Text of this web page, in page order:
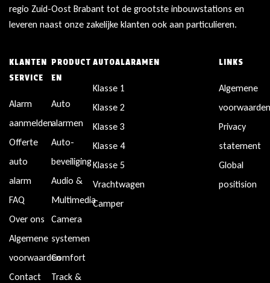
regio Zuid-Oost Brabant tot de grootste inbouwstations en
leveren naast onze zakelijke klanten ook aan particulieren.
KLANTEN
SERVICE
Alarm
aanmelden
Offerte
auto
alarm
FAQ
Over ons
Algemene
voorwaarden
Contact
PRODUCT
EN
Auto
alarmen
Auto-
beveiliging
Audio &
Multimedia
Camera
systemen
Comfort
Track &
AUTOALARAMEN
Klasse 1
Klasse 2
Klasse 3
Klasse 4
Klasse 5
Vrachtwagen
Camper
LINKS
Algemene
Privacy
statement
Global
positision